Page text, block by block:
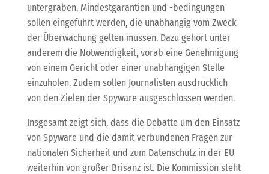
untergraben. Mindestgarantien und -bedingungen
sollen eingeführt werden, die unabhängig vom Zweck
der Überwachung gelten müssen. Dazu gehört unter
anderem die Notwendigkeit, vorab eine Genehmigung
von einem Gericht oder einer unabhängigen Stelle
einzuholen. Zudem sollen Journalisten ausdrücklich
von den Zielen der Spyware ausgeschlossen werden.
Insgesamt zeigt sich, dass die Debatte um den Einsatz
von Spyware und die damit verbundenen Fragen zur
nationalen Sicherheit und zum Datenschutz in der EU
weiterhin von großer Brisanz ist. Die Kommission steht